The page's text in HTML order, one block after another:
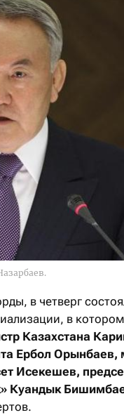
в четверг
в котором
Казахстана
Ербол Орынбаев,
Исекешев,
Куандык